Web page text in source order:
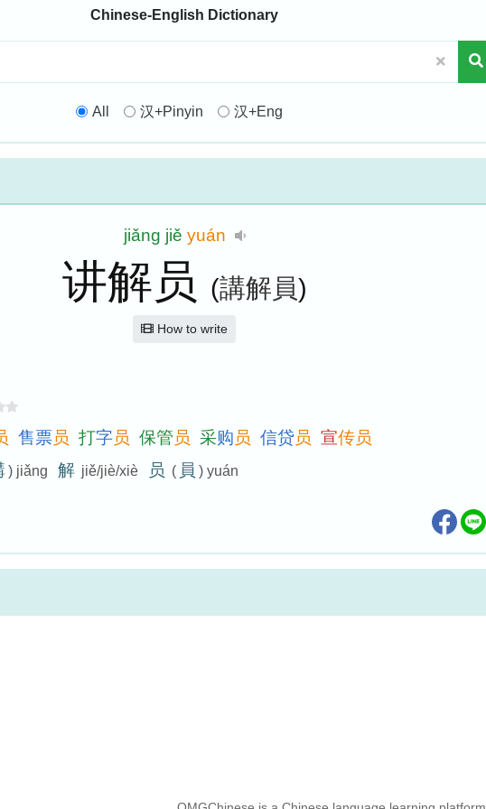
Chinese-English Dictionary
All 汉+Pinyin 汉+Eng
jiǎng jiě yuán
讲解员 (講解員)
How to write
售票员 打字员 保管员 采购员 信贷员 宣传员
) jiǎng 解 jiě/jiè/xiè 员 ( 員 ) yuán